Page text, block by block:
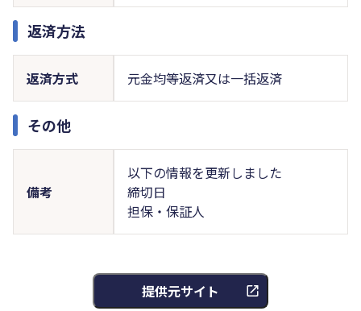
返済方法
返済方式 元金均等返済又は一括返済
その他
備考
以下の情報を更新しました
締切日
担保・保証人
提供元サイト